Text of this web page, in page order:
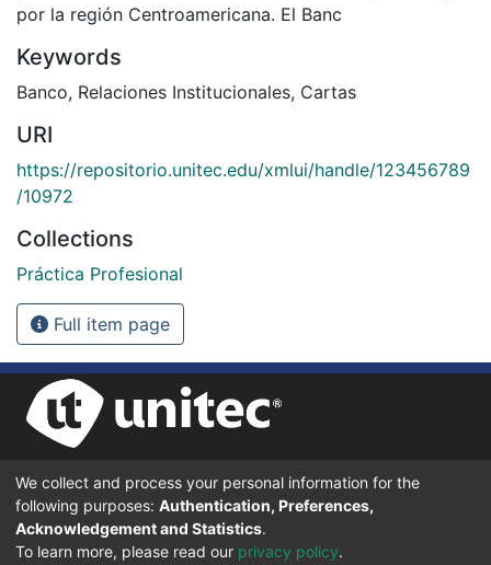
por la región Centroamericana. El Banc
Keywords
Banco, Relaciones Institucionales, Cartas
URI
https://repositorio.unitec.edu/xmlui/handle/123456789
/10972
Collections
Práctica Profesional
Full item page
UNIVERSIDAD TECNOLÓGICA CENTROAMERICANA UNITEC
BOULEVARD KENNEDY, V-782, FRENTE A RESIDENCIAL HONDURAS.
TEGUCIGALPA, FRANCISCO MORAZÁN, 11101
We collect and process your personal information for the
following purposes: Authentication, Preferences,
Acknowledgement and Statistics.
To learn more, please read our privacy policy.